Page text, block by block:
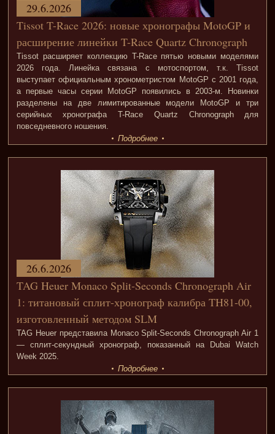
Tissot T-Race 2026: новые хронографы MotoGP и
расширение линейки T-Race Quartz Chronograph
Tissot расширяет коллекцию T-Race пятью новыми моделями
2026 года. Линейка связана с мотоспортом, т.к. Tissot
выступает официальным хронометристом MotoGP с 2001 года,
а первые часы серии MotoGP появились в 2003-м. Новинки
разделены на две лимитированные модели MotoGP и три
серийных хронографа T-Race Quartz Chronograph для
повседневного ношения.
29.6.2026
Подробнее
TAG Heuer Monaco Split-Seconds Chronograph Air
1: титановый сплит-хронограф калибра TH81-00,
изготовленный методом SLM
TAG Heuer представила Monaco Split-Seconds Chronograph Air 1
— сплит-секундный хронограф, показанный на Dubai Watch
Week 2025.
26.6.2026
Подробнее